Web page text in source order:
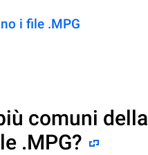
i file .MPG
comuni
.MPG?